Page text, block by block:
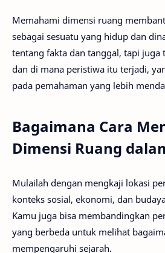
Memahami dimensi ruang
sebagai sesuatu yang hidup dan
tentang fakta dan tanggal, tapi juga
dan di mana peristiwa itu terjadi,
pada pemahaman yang lebih
Bagaimana Cara
Dimensi Ruang
Mulailah dengan mengkaji lokasi
konteks sosial, ekonomi, dan
Kamu juga bisa membandingkan
yang berbeda untuk melihat
mempengaruhi sejarah.